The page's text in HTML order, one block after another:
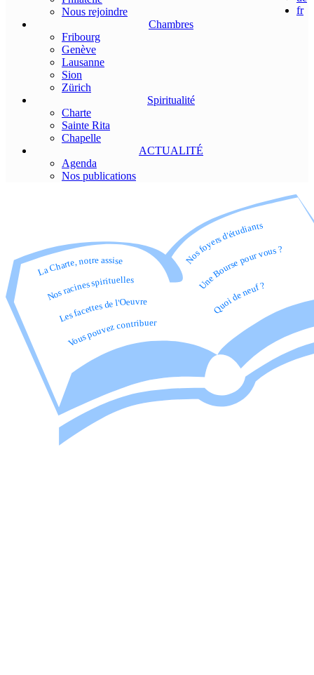
fr
Nous rejoindre
Chambres
Fribourg
Genève
Lausanne
Sion
Zürich
Spiritualité
Charte
Sainte Rita
Chapelle
ACTUALITÉ
Agenda
Nos publications
La Charte, notre assise
Nos racines spirituelles
Les facettes de l'Oeuvre
Vous pouvez contribuer
Nos foyers d'étudiants
Une Bourse pour vous ?
Quoi de neuf ?